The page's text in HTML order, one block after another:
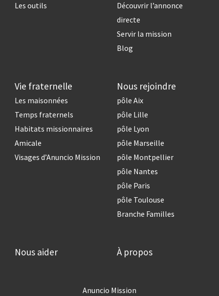
Les outils
Découvrir l’annonce
directe
Servir la mission
Blog
Vie fraternelle
Les maisonnées
Temps fraternels
Habitats missionnaires
Amicale
Visages d’Anuncio Mission
Nous rejoindre
pôle Aix
pôle Lille
pôle Lyon
pôle Marseille
pôle Montpellier
pôle Nantes
pôle Paris
pôle Toulouse
Branche Familles
Nous aider À propos
Anuncio Mission